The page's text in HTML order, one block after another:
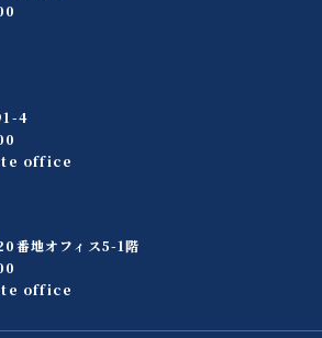
4
office
番地オフィス5-1階
office